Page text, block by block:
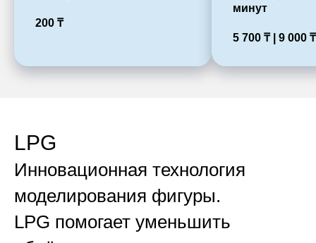
200 ₸
минут
5 700 ₸ | 9 000
LPG
Инновационная технология
моделирования фигуры.
LPG помогает уменьшить